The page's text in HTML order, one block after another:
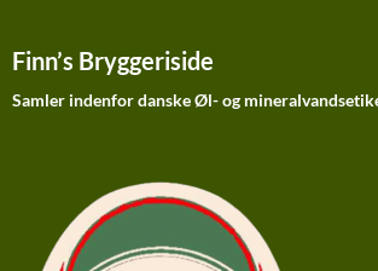
Finn’s Bryggeriside
Samler indenfor danske Øl- og